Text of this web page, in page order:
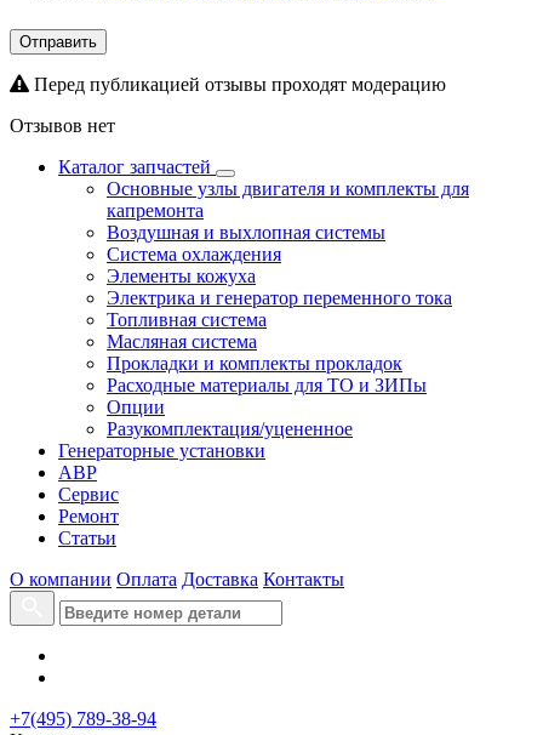
Отправить
Перед публикацией отзывы проходят модерацию
Отзывов нет
Каталог запчастей
Основные узлы двигателя и комплекты для
капремонта
Воздушная и выхлопная системы
Система охлаждения
Элементы кожуха
Электрика и генератор переменного тока
Топливная система
Масляная система
Прокладки и комплекты прокладок
Расходные материалы для ТО и ЗИПы
Опции
Разукомплектация/уцененное
Генераторные установки
АВР
Сервис
Ремонт
Статьи
О компании Оплата Доставка Контакты
+7(495) 789-38-94